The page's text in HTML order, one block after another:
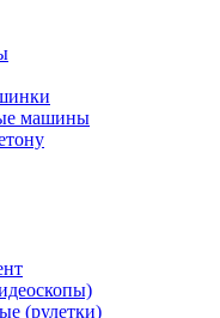
машины
(рулетки)